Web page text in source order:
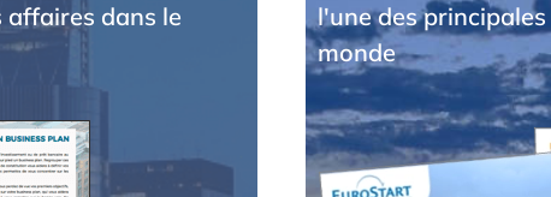
dans le
l'une des
monde